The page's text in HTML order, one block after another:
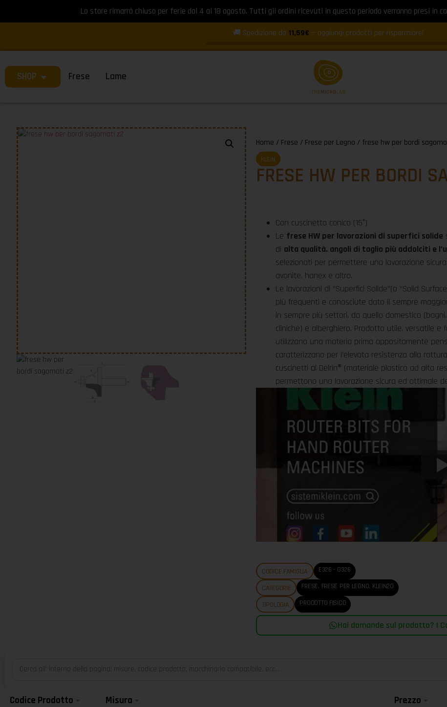
Lo store rimarrà chiuso per ferie dal 4 al 18 agosto. Tutti gli ordini ricevuti in questo periodo verranno presi in
🚚 Spedizione da 11,59€ — aggiungi prodotti per risparmiare!
SHOP Frese Lame
Home / Frese / Frese per Legno / frese hw per bordi
KLEIN
FRESE HW PER BORDI
Con cuscinetto conico (15°)
Le frese HW per lavorazioni di superfici solide
di alta qualità. angoli di taglio più addolciti e
selezionati per permettere una lavorazione
avonite. hanex e altro.
Le lavorazioni di “Superfici Solide”(o “Solid
più frequenti e conosciute dato il sempre
in sempre più settori. da quello domestico
cliniche) e alberghiero. Prodotto utile. versatile e
utilizzano una materia prima appositamente
caratterizzano per l’elevata resistenza alla
cuscinetti al Delrin® (materiale plastico ad alta
permettono una lavorazione sicura ed ottimale
CODICE FAMIGLIA E326 - G326
CATEGORIE FRESE, FRESE PER LEGNO, KLEIN20
TIPOLOGIA PRODOTTO FISICO
Hai domande sul prodotto? |
Codice Prodotto Misura Prezzo